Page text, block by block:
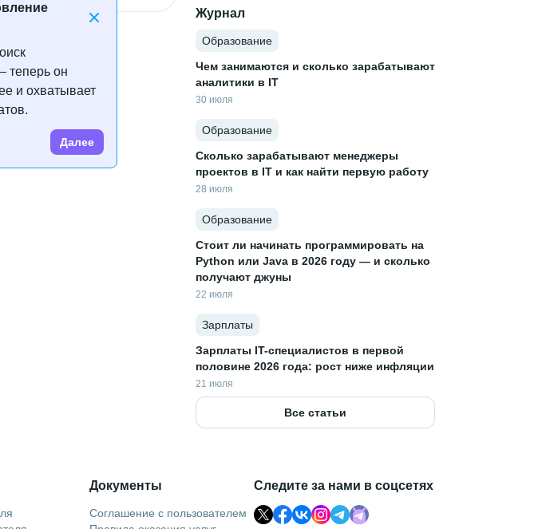
теперь он
и охватывает
Далее
Журнал
Образование
Чем занимаются и сколько зарабатывают
аналитики в IT
30 июля
Образование
Сколько зарабатывают менеджеры
проектов в IT и как найти первую работу
28 июля
Образование
Стоит ли начинать программировать на
Python или Java в 2026 году — и сколько
получают джуны
22 июля
Зарплаты
Зарплаты IT-специалистов в первой
половине 2026 года: рост ниже инфляции
21 июля
Все статьи
Документы
Соглашение с пользователем
Следите за нами в соцсетях